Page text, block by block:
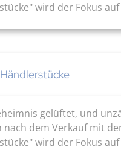
wird der Fokus
gelüftet, und
dem Verkauf mit
wird der Fokus